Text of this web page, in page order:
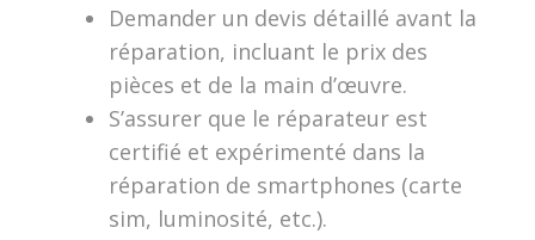
Demander un devis détaillé avant la
réparation, incluant le prix des
pièces et de la main d’œuvre.
S’assurer que le réparateur est
certifié et expérimenté dans la
réparation de smartphones (carte
sim, luminosité, etc.).